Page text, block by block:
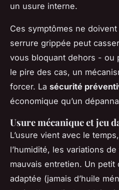
un usure interne.
Ces symptômes ne
serrure grippée peut
vous bloquant dehors - ou
le pire des cas, un
forcer. La sécurité
économique qu’un
Usure mécanique et jeu
L’usure vient avec le
l’humidité, les variations
mauvais entretien. Un petit
adaptée (jamais d’huile